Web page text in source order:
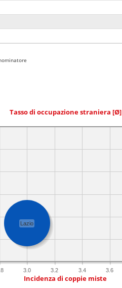
Tasso di occupazione straniera [Ø]
3.0 3.2 3.4 3.6
Lazio
Incidenza di coppie miste